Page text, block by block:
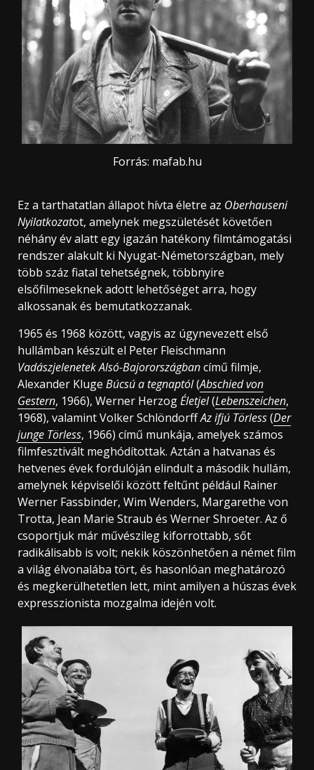
Forrás: mafab.hu
Ez a tarthatatlan állapot hívta életre az Oberhauseni
Nyilatkozatot, amelynek megszületését követően
néhány év alatt egy igazán hatékony filmtámogatási
rendszer alakult ki Nyugat-Németországban, mely
több száz fiatal tehetségnek, többnyire
elsőfilmeseknek adott lehetőséget arra, hogy
alkossanak és bemutatkozzanak.
1965 és 1968 között, vagyis az úgynevezett első
hullámban készült el Peter Fleischmann
Vadászjelenetek Alsó-Bajorországbancímű filmje,
Alexander Kluge Búcsú a tegnaptól(Abschied von
Gestern, 1966), Werner HerzogÉletjel(Lebenszeichen,
1968), valamint Volker SchlöndorffAz ifjú Törless(Der
junge Törless, 1966) című munkája, amelyek számos
filmfesztivált meghódítottak. Aztán a hatvanas és
hetvenes évek fordulóján elindult a második hullám,
amelynek képviselői között feltűnt például Rainer
Werner Fassbinder, Wim Wenders, Margarethe von
Trotta, Jean Marie Straub és Werner Shroeter. Az ő
csoportjuk már művészileg kiforrottabb, sőt
radikálisabb is volt; nekik köszönhetően a német film
a világ élvonalába tört, és hasonlóan meghatározó
és megkerülhetetlen lett, mint amilyen a húszas évek
expresszionista mozgalma idején volt.